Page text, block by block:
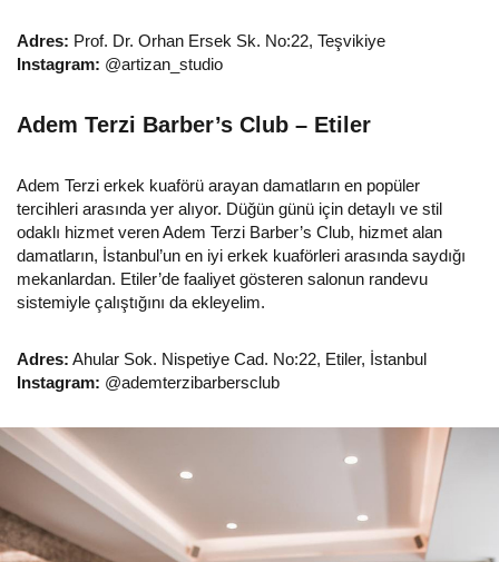
Adres: Prof. Dr. Orhan Ersek Sk. No:22, Teşvikiye
Instagram: @artizan_studio
Adem Terzi Barber’s Club – Etiler
Adem Terzi erkek kuaförü arayan damatların en popüler
tercihleri arasında yer alıyor. Düğün günü için detaylı ve stil
odaklı hizmet veren Adem Terzi Barber’s Club, hizmet alan
damatların, İstanbul’un en iyi erkek kuaförleri arasında saydığı
mekanlardan. Etiler’de faaliyet gösteren salonun randevu
sistemiyle çalıştığını da ekleyelim.
Adres: Ahular Sok. Nispetiye Cad. No:22, Etiler, İstanbul
Instagram: @ademterzibarbersclub